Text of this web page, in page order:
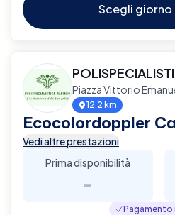
Scegli giorno
Piazza Vittorio
12.2 km
Ecocolordoppler
Vedi altre prestazioni
Prima disponibilità
-
Pagamento